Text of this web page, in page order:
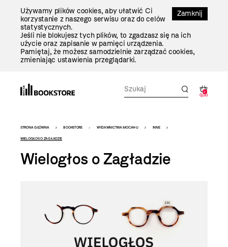
Zamknij
Używamy plików cookies, aby ułatwić Ci
korzystanie z naszego serwisu oraz do celów
statystycznych.
Jeśli nie blokujesz tych plików, to zgadzasz się na ich
użycie oraz zapisanie w pamięci urządzenia.
Pamiętaj, że możesz samodzielnie zarządzać cookies,
zmieniając ustawienia przeglądarki.
0
0,00
Bookstore
-
szablon
STRONA GŁÓWNA BOOKSTORE WYDAWNICTWA MOCAK-U INNE
WIELOGŁOS O ZAGŁADZIE
Wielogłos o Zagładzie